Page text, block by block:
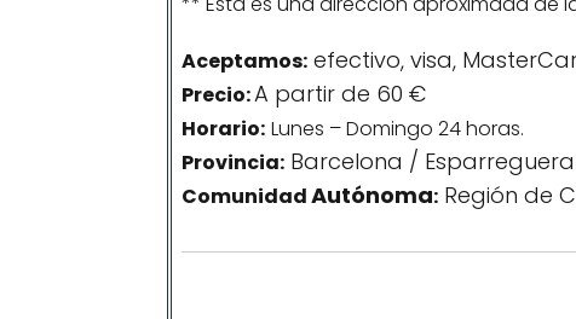
Aceptamos: efectivo, visa,
Precio:A partir de 60 €
Horario: Lunes – Domingo 24 horas.
Provincia: Barcelona / Esparreguera
ComunidadAutónoma: Región de